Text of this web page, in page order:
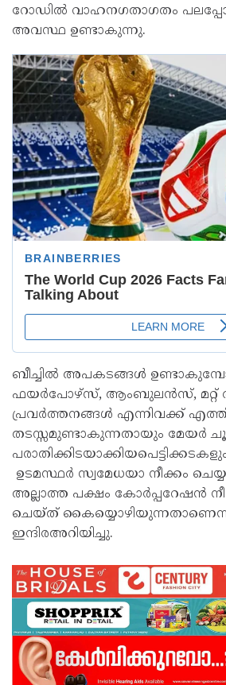
റോഡിൽ വാഹനഗതാഗതം
അവസ്ഥ ഉണ്ടാകുന്നു.
ബീച്ചിൽ അപകടങ്ങൾ
ഫയർപോഴ്സ്, ആംബുലൻസ്, മറ്റ്
പ്രവർത്തനങ്ങൾ എന്നിവക്ക്
തടസ്സമുണ്ടാകുന്നതായും മേയർ
ഉടമസ്ഥർ സ്വമേധയാ നീക്കം
അല്ലാത്ത പക്ഷം കോർപ്പറേഷൻ
ചെയ്ത്
ഇന്ദിരഅറിയിച്ചു.